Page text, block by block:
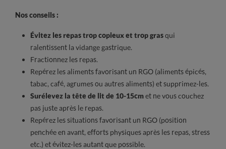
Nos conseils :
Évitez les repas trop copieux et trop grasqui
ralentissent la vidange gastrique.
Fractionnez les repas.
Repérez les aliments favorisant un RGO (aliments épicés,
tabac, café, agrumes ou autres aliments) et supprimez-les.
Surélevez la tête de lit de 10-15cmet ne vous couchez
pas juste après le repas.
Repérez les situations favorisant un RGO (position
penchée en avant, efforts physiques après les repas, stress
etc.) et évitez-les autant que possible.